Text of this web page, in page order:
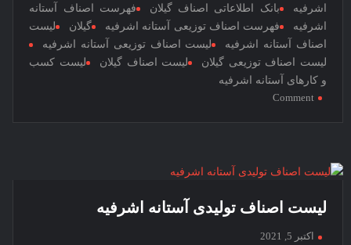
اشرفیه
بانک اطلاعاتی اصناف گیلان
فهرست اصناف آستانه
اشرفیه
فهرست اصناف توزیعی آستانه اشرفیه گیلان
لیست
اصناف آستانه اشرفیه
لیست اصناف توزیعی آستانه اشرفیه
لیست اصناف توزیعی گیلان
لیست اصناف گیلان
لیست کسب
و کارهای آستانه اشرفیه
Comment
on
آستانه
لیست اصناف تولیدی آستانه اشرفیه
اکتبر 5, 2021